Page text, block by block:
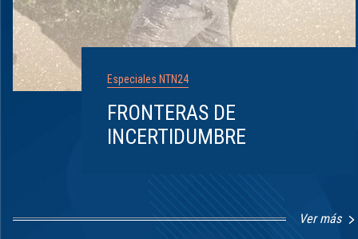
Especiales NTN24
FRONTERAS DE
INCERTIDUMBRE
Ver más